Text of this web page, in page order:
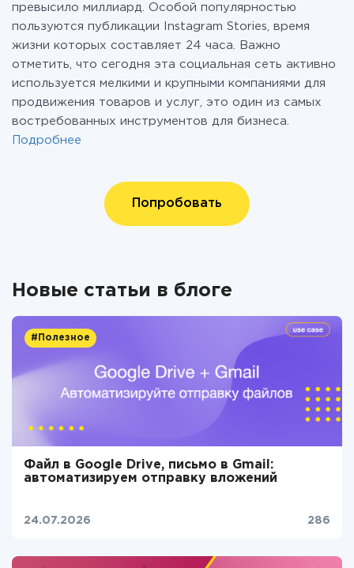
превысило миллиард. Особой популярностью
пользуются публикации Instagram Stories, время
жизни которых составляет 24 часа. Важно
отметить, что сегодня эта социальная сеть активно
используется мелкими и крупными компаниями для
продвижения товаров и услуг, это один из самых
востребованных инструментов для бизнеса.
Подробнее
Попробовать
Новые статьи в блоге
#Полезное
Файл в Google Drive, письмо в Gmail:
автоматизируем отправку вложений
24.07.2026 286